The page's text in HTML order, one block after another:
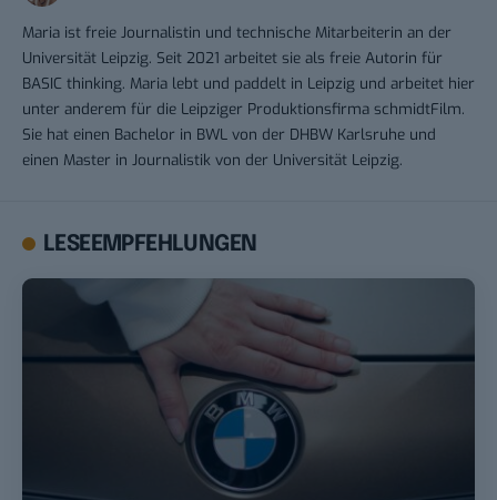
Maria ist freie Journalistin und technische Mitarbeiterin an der
Universität Leipzig. Seit 2021 arbeitet sie als freie Autorin für
BASIC thinking. Maria lebt und paddelt in Leipzig und arbeitet hier
unter anderem für die Leipziger Produktionsfirma schmidtFilm.
Sie hat einen Bachelor in BWL von der DHBW Karlsruhe und
einen Master in Journalistik von der Universität Leipzig.
LESEEMPFEHLUNGEN